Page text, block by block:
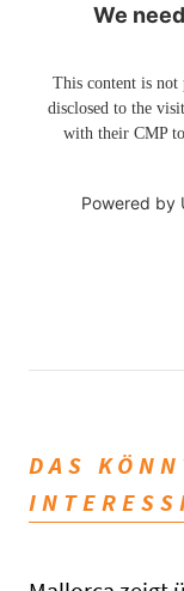
We
This content is not
disclosed to the
with their CMP
Powered by
DAS